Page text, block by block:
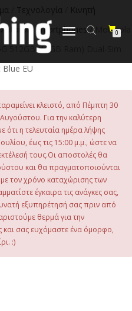
Εναλλαγή
0
Τεχνολογία
Κινητή
Motorola Smartphones/ Motorola
512GB (12GB Ram) Dual-Sim
EU
κλειστό, από Πέμπτη 30
Για την καλύτερη
ότι η τελευταία ημέρα λήψης
έως τις 15:00 μ.μ., ώστε να
τους.Οι αποστολές θα
και θα πραγματοποιούνται
τον χρόνο καταχώρισης των
έγκαιρα τις ανάγκες σας,
εξυπηρέτησή σας πριν από
θερμά για την
και σας ευχόμαστε ένα όμορφο,
:)